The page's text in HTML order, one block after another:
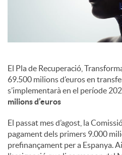
El Pla de Recuperació,
69.500 milions d’euros en
s’implementarà en el període
milions d’euros
El passat mes d’agost, la
pagament dels primers 9.000
prefinançament per a Espanya.